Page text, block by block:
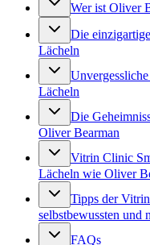
Wer ist Oliver
Die
Lächeln
Lächeln
Die
Oliver Bearman
Vitrin Clinic
Lächeln wie Oliver
Tipps der
selbstbewussten und
FAQs